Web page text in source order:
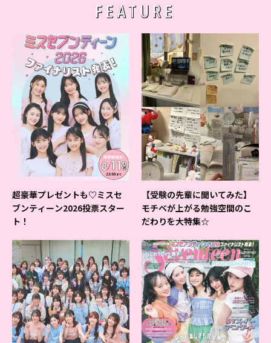
FEATURE
超豪華プレゼントも♡ミスセ
ブンティーン2026投票スター
ト！
【受験の先輩に聞いてみた】
モチベが上がる勉強空間のこ
だわりを大特集☆